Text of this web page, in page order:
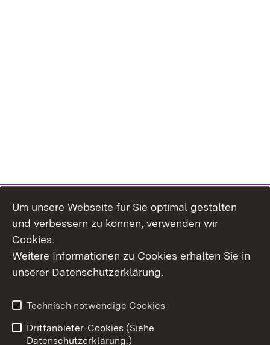
Erklärung zur
Benutzungshinweise
Um unsere Webseite für Sie optimal gestalten
und verbessern zu können, verwenden wir
Cookies.
Weitere Informationen zu Cookies erhalten Sie in
unserer Datenschutzerklärung.
Technisch notwendige Cookies
Drittanbieter-Cookies (Siehe
Datenschutzerklärung.)